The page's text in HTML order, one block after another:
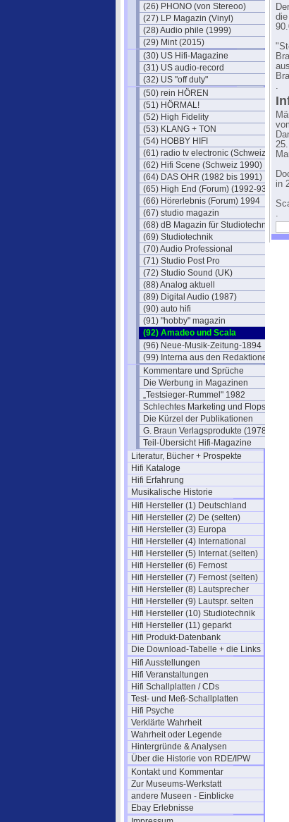
(26) PHONO (von Stereoo)
(27) LP Magazin (Vinyl)
(28) Audio phile (1999)
(29) Mint (2015)
(30) US Hifi-Magazine
(31) US audio-record
(32) US "off duty"
(50) rein HÖREN
(51) HÖRMAL!
(52) High Fidelity
(53) KLANG + TON
(54) HOBBY HIFI
(61) radio tv electronic (Schweiz)
(62) Hifi Scene (Schweiz 1990)
(64) DAS OHR (1982 bis 1991)
(65) High End (Forum) (1992-93)
(66) Hörerlebnis (Forum) 1994
(67) studio magazin
(68) dB Magazin für Studiotechnik
(69) Studiotechnik
(70) Audio Professional
(71) Studio Post Pro
(72) Studio Sound (UK)
(88) Analog aktuell
(89) Digital Audio (1987)
(90) auto hifi
(91) "hobby" magazin
(92) Amadeo und Scala
(96) Neue-Musik-Zeitung-1894
(99) Interna aus den Redaktionen
Kommentare und Sprüche
Die Werbung in Magazinen
„Testsieger-Rummel" 1982
Schlechtes Marketing und Flops
Die Kürzel der Publikationen
G. Braun Verlagsprodukte (1978)
Teil-Übersicht Hifi-Magazine
Literatur, Bücher + Prospekte
Hifi Kataloge
Hifi Erfahrung
Musikalische Historie
Hifi Hersteller (1) Deutschland
Hifi Hersteller (2) De (selten)
Hifi Hersteller (3) Europa
Hifi Hersteller (4) International
Hifi Hersteller (5) Internat.(selten)
Hifi Hersteller (6) Fernost
Hifi Hersteller (7) Fernost (selten)
Hifi Hersteller (8) Lautsprecher
Hifi Hersteller (9) Lautspr. selten
Hifi Hersteller (10) Studiotechnik
Hifi Hersteller (11) geparkt
Hifi Produkt-Datenbank
Die Download-Tabelle + die Links
Hifi Ausstellungen
Hifi Veranstaltungen
Hifi Schallplatten / CDs
Test- und Meß-Schallplatten
Hifi Psyche
Verklärte Wahrheit
Wahrheit oder Legende
Hintergründe & Analysen
Über die Historie von RDE/IPW
Kontakt und Kommentar
Zur Museums-Werkstatt
andere Museen - Einblicke
Ebay Erlebnisse
.
in
.